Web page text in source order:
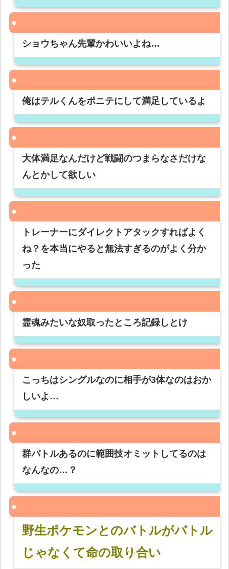
ショウちゃん先輩かわいいよね…
俺はテルくんをポニテにして満足しているよ
大体満足なんだけど戦闘のつまらなさだけな
んとかして欲しい
トレーナーにダイレクトアタックすればよく
ね？を本当にやると無法すぎるのがよく分か
った
霊魂みたいな奴取ったところ記録しとけ
こっちはシングルなのに相手が3体なのはおか
しいよ…
群バトルあるのに範囲技オミットしてるのは
なんなの…？
野生ポケモンとのバトルがバトル
じゃなくて命の取り合い